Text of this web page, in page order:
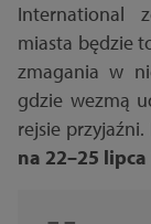
International
miasta będzie
zmagania w
gdzie wezmą
rejsie przyjaźni.
na 22–25 lipca